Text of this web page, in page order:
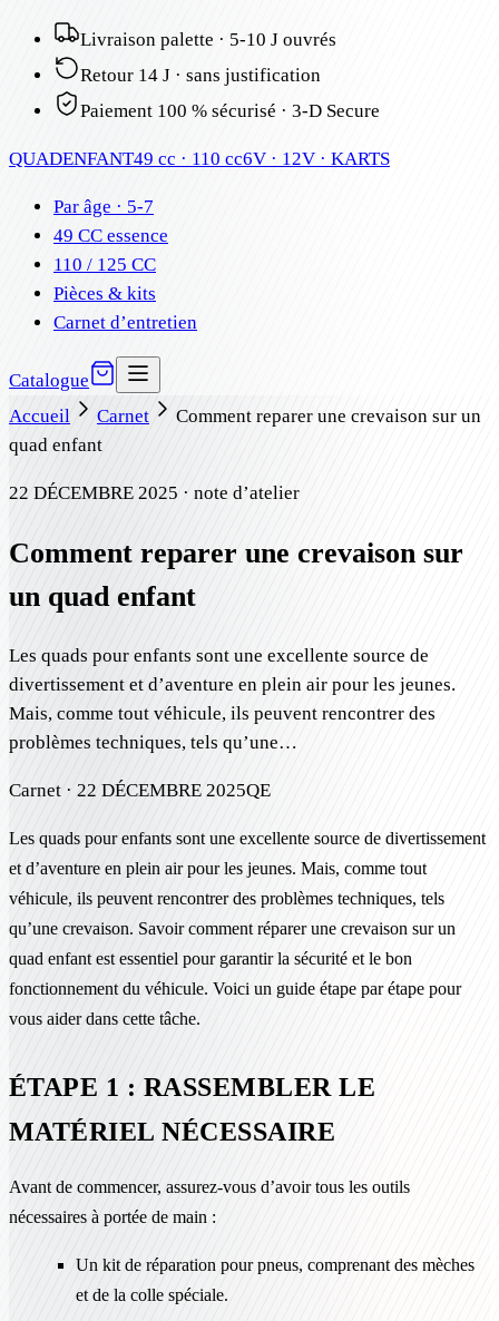
Livraison palette · 5-10 J ouvrés
Retour 14 J · sans justification
Paiement 100 % sécurisé · 3-D Secure
QUADENFANT49 cc · 110 cc6V · 12V · KARTS
Par âge · 5-7
49 CC essence
110 / 125 CC
Pièces & kits
Carnet d’entretien
Catalogue
Accueil
Carnet
Comment reparer une crevaison sur un
quad enfant
22 DÉCEMBRE 2025 · note d’atelier
Comment reparer une crevaison sur
un quad enfant
Les quads pour enfants sont une excellente source de
divertissement et d’aventure en plein air pour les jeunes.
Mais, comme tout véhicule, ils peuvent rencontrer des
problèmes techniques, tels qu’une…
Carnet · 22 DÉCEMBRE 2025QE
Les quads pour enfants sont une excellente source de divertissement
et d’aventure en plein air pour les jeunes. Mais, comme tout
véhicule, ils peuvent rencontrer des problèmes techniques, tels
qu’une crevaison. Savoir comment réparer une crevaison sur un
quad enfant est essentiel pour garantir la sécurité et le bon
fonctionnement du véhicule. Voici un guide étape par étape pour
vous aider dans cette tâche.
ÉTAPE 1 : RASSEMBLER LE
MATÉRIEL NÉCESSAIRE
Avant de commencer, assurez-vous d’avoir tous les outils
nécessaires à portée de main :
Un kit de réparation pour pneus, comprenant des mèches
et de la colle spéciale.